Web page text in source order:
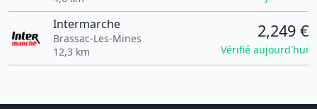
Intermarche
Brassac-Les-Mines
12,3 km
2,249 €
Vérifié aujourd'hui